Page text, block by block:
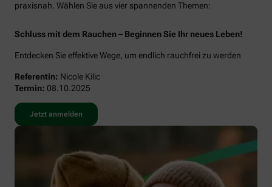
praxisnah. Wählen Sie aus vier spannenden Themen:
Schluss mit dem Rauchen – Beginnen Sie Ihr neues Leben!
Entdecken Sie effektive Wege, um endlich rauchfrei zu werden
Referentin: Nicole Kilic
Termin: 08.10.2025
Jetzt anmelden